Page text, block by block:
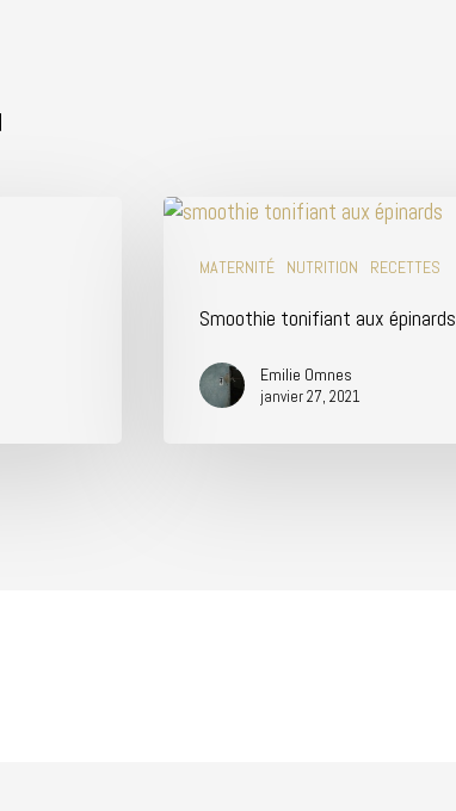
MATERNITÉ NUTRITION RECETTES
Smoothie tonifiant aux épinards
Emilie Omnes
janvier 27, 2021